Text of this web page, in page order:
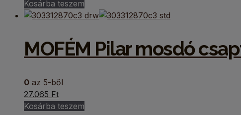
Kosárba teszem
MOFÉM Pilar mosdó
0 az 5-ből
27.065 Ft
Kosárba teszem